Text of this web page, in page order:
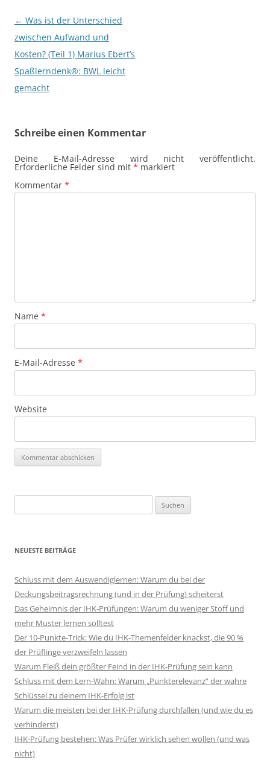
Beitragsnavigation
← Was ist der Unterschied
zwischen Aufwand und
Kosten? (Teil 1) Marius Ebert’s
Spaßlerndenk®: BWL leicht
gemacht
Schreibe einen Kommentar
Deine E-Mail-Adresse wird nicht veröffentlicht.
Erforderliche Felder sind mit * markiert
Kommentar *
Name *
E-Mail-Adresse *
Website
nach:
NEUESTE BEITRÄGE
Schluss mit dem Auswendiglernen: Warum du bei der
Deckungsbeitragsrechnung (und in der Prüfung) scheiterst
Das Geheimnis der IHK-Prüfungen: Warum du weniger Stoff und
mehr Muster lernen solltest
Der 10-Punkte-Trick: Wie du IHK-Themenfelder knackst, die 90 %
der Prüflinge verzweifeln lassen
Warum Fleiß dein größter Feind in der IHK-Prüfung sein kann
Schluss mit dem Lern-Wahn: Warum „Punkterelevanz“ der wahre
Schlüssel zu deinem IHK-Erfolg ist
Warum die meisten bei der IHK-Prüfung durchfallen (und wie du es
verhinderst)
IHK-Prüfung bestehen: Was Prüfer wirklich sehen wollen (und was
nicht)